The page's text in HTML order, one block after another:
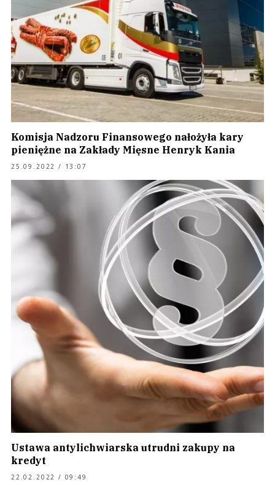
Komisja Nadzoru Finansowego nałożyła kary
pieniężne na Zakłady Mięsne Henryk Kania
25.09.2022 / 13:07
Ustawa antylichwiarska utrudni zakupy na
kredyt
22.02.2022 / 09:49